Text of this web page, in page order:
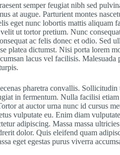
semper feugiat nibh sed
at augue. Parturient montes
eget nunc lobortis mattis aliquam
ut tortor pretium. Nunc
ac felis donec et odio. Sed
platea dictumst. Nisi porta lorem
lacus vel facilisis.
pharetra convallis.
in fermentum. Nulla facilisi
at auctor urna nunc id cursus
vulputate eu. Enim diam
adipiscing. Massa massa
dolor. Quis eleifend quam
eget egestas purus viverra